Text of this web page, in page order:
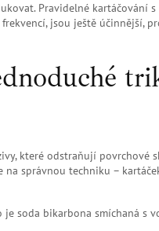
Pravidelné kartáčování
jsou ještě účinnější,
které odstraňují povrchové
správnou techniku –
soda bikarbona smíchaná s